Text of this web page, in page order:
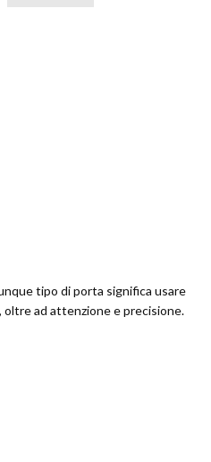
tipo di porta significa usare
oltre ad attenzione e precisione.